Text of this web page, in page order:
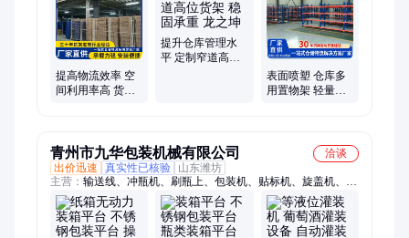
提高物流效率 空
间利用率高 货架
提升仓库管理水
平 定制窄道高位
表面喷塑 仓库多
用置物架 轻量型
青州市九华包装机械有限公司
洽谈
出价迅速
真实性已核验
山东潍坊
主营： 输送线、冲瓶机、刷瓶上、包装机、贴标机、旋盖机、打
塞机、瓶刷机、灌装机、自吸泵、洗瓶机、消毒液、香槟瓶、封
口机、充氮机、压盖机、热缩机、吹干机、过滤机、烘干机、液
直线、封箱机、冲控机、风干机、上瓶机